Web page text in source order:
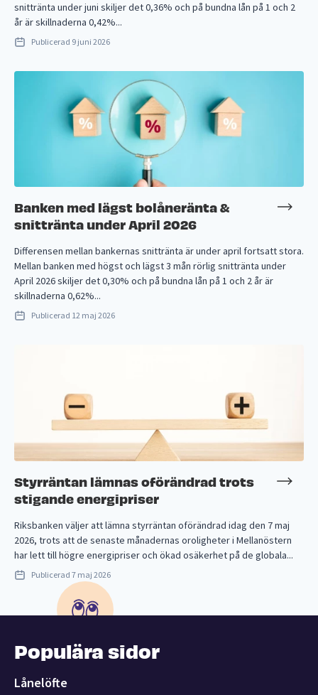
snittränta under juni skiljer det 0,36% och på bundna lån på 1 och 2
år är skillnaderna 0,42%...
Publicerad 9 juni 2026
Banken med lägst bolåneränta &
snittränta under April 2026
Differensen mellan bankernas snittränta är under april fortsatt stora.
Mellan banken med högst och lägst 3 mån rörlig snittränta under
April 2026 skiljer det 0,30% och på bundna lån på 1 och 2 år är
skillnaderna 0,62%...
Publicerad 12 maj 2026
Styrräntan lämnas oförändrad trots
stigande energipriser
Riksbanken väljer att lämna styrräntan oförändrad idag den 7 maj
2026, trots att de senaste månadernas oroligheter i Mellanöstern
har lett till högre energipriser och ökad osäkerhet på de globala...
Publicerad 7 maj 2026
Populära sidor
Lånelöfte